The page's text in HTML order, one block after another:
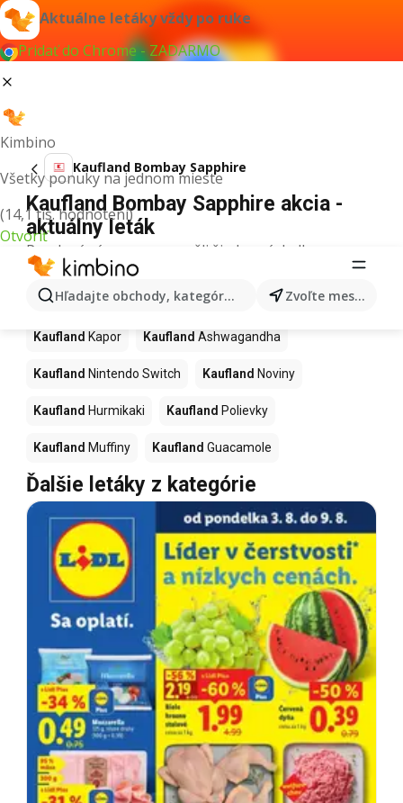
Aktuálne letáky vždy po ruke
Pridať do Chrome - ZADARMO
Kimbino
Všetky ponuky na jednom mieste
(14,1 tis. hodnotení)
Otvoriť
Hľadajte obchody, kategórie, produkty... Zvoľte mesto
Kaufland Bombay Sapphire
Kaufland Bombay Sapphire akcia -
aktuálny leták
Pre daný výraz sme nenašli žiadne výsledky.
Ďalšie produkty v obchodoch
Kaufland
Kaufland Kapor Kaufland Ashwagandha
Kaufland Nintendo Switch Kaufland Noviny
Kaufland Hurmikaki Kaufland Polievky
Kaufland Muffiny Kaufland Guacamole
Ďalšie letáky z kategórie